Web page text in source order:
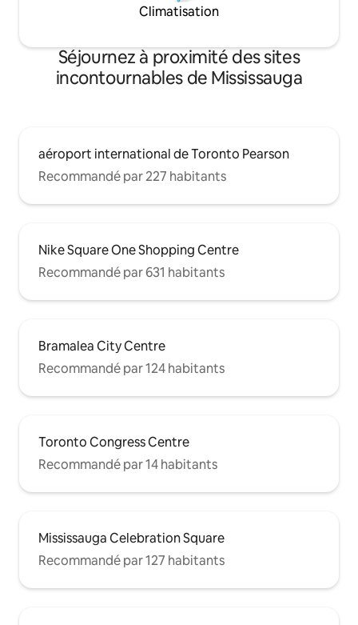
Climatisation
Séjournez à proximité des sites
incontournables de Mississauga
aéroport international de Toronto Pearson
Recommandé par 227 habitants
Nike Square One Shopping Centre
Recommandé par 631 habitants
Bramalea City Centre
Recommandé par 124 habitants
Toronto Congress Centre
Recommandé par 14 habitants
Mississauga Celebration Square
Recommandé par 127 habitants